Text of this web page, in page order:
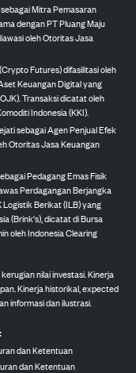
Mitra Pemasaran
dengan PT Pluang Maju
oleh Otoritas Jasa
Futures) difasilitasi oleh
Keuangan Digital yang
Transaksi dicatat oleh
Indonesia (KKI).
sebagai Agen Penjual Efek
Otoritas Jasa Keuangan
Pedagang Emas Fisik
Perdagangan Berjangka
Logistik Berikat (ILB) yang
(Brink's), dicatat di Bursa
oleh Indonesia Clearing
nilai investasi. Kinerja
Kinerja historikal, expected
informasi dan ilustrasi.
dan Ketentuan
dan Ketentuan